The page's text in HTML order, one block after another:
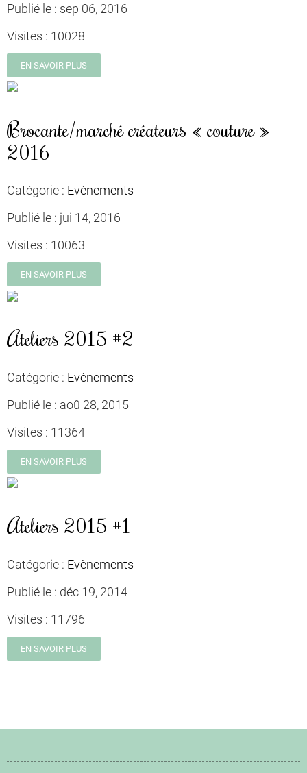
Publié le : sep 06, 2016
Visites : 10028
EN SAVOIR PLUS
Brocante/marché créateurs « couture »
2016
Catégorie : Evènements
Publié le : jui 14, 2016
Visites : 10063
EN SAVOIR PLUS
Ateliers 2015 #2
Catégorie : Evènements
Publié le : aoû 28, 2015
Visites : 11364
EN SAVOIR PLUS
Ateliers 2015 #1
Catégorie : Evènements
Publié le : déc 19, 2014
Visites : 11796
EN SAVOIR PLUS